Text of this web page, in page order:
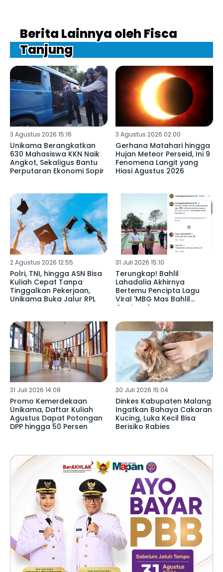
Berita Lainnya oleh Fisca
Tanjung
3 Agustus 2026 15:16
Unikama Berangkatkan
630 Mahasiswa KKN Naik
Angkot, Sekaligus Bantu
Perputaran Ekonomi Sopir
3 Agustus 2026 02:00
Gerhana Matahari hingga
Hujan Meteor Perseid, Ini 9
Fenomena Langit yang
Hiasi Agustus 2026
2 Agustus 2026 12:55
Polri, TNI, hingga ASN Bisa
Kuliah Cepat Tanpa
Tinggalkan Pekerjaan,
Unikama Buka Jalur RPL
31 Juli 2026 15:10
Terungkap! Bahlil
Lahadalia Akhirnya
Bertemu Pencipta Lagu
Viral 'MBG Mas Bahlil
Ganteng'
31 Juli 2026 14:08
Promo Kemerdekaan
Unikama, Daftar Kuliah
Agustus Dapat Potongan
DPP hingga 50 Persen
30 Juli 2026 15:04
Dinkes Kabupaten Malang
Ingatkan Bahaya Cakaran
Kucing, Luka Kecil Bisa
Berisiko Rabies